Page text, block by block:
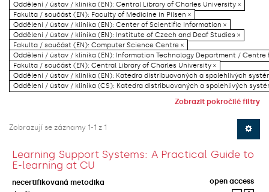
Oddělení / ústav / klinika (EN): Central Library of Charles University ×
Fakulta / součást (EN): Faculty of Medicine in Pilsen ×
Oddělení / ústav / klinika (EN): Center of Scientific Information ×
Oddělení / ústav / klinika (EN): Institute of Czech and Deaf Studies ×
Fakulta / součást (EN): Computer Science Centre ×
Oddělení / ústav / klinika (EN): Information Technology Department / Centre
Fakulta / součást (EN): Central Library of Charles University ×
Oddělení / ústav / klinika (EN): Katedra distribuovaných a spolehlivých
Oddělení / ústav / klinika (CS): Katedra distribuovaných a spolehlivých
Zobrazit pokročilé filtry
Zobrazují se záznamy 1-1 z 1
Learning Support Systems: A Practical Guide to
E-learning at CU
necertifikovaná metodika
open access